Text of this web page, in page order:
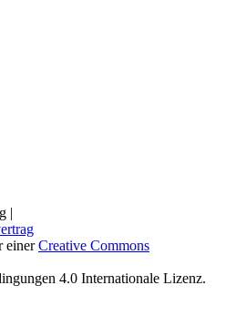
|
einerCreative Commons
4.0 Internationale Lizenz.